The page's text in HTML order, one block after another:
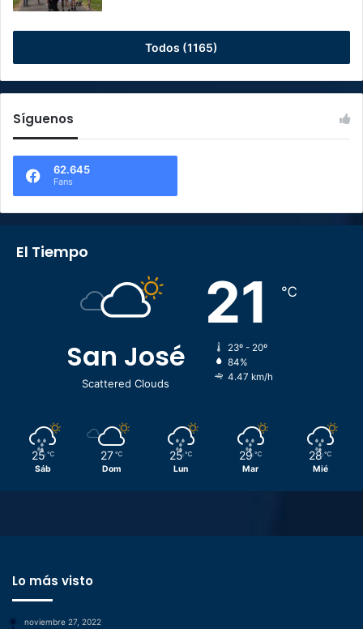
Todos (1165)
Síguenos
62.645
Fans
El Tiempo
San José
Scattered Clouds
21 ℃
23º - 20º
84%
4.47 km/h
25 ℃
Sáb
27 ℃
Dom
25 ℃
Lun
29 ℃
Mar
28 ℃
Mié
Lo más visto
noviembre 27, 2022